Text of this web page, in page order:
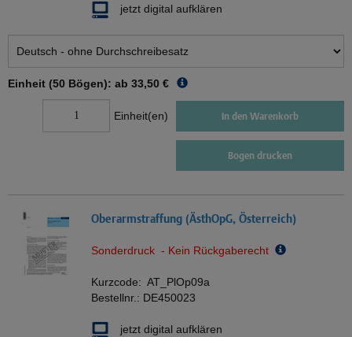
jetzt digital aufklären
Einheit (50 Bögen): ab 33,50 €
Einheit(en) In den Warenkorb
Bogen drucken
Oberarmstraffung (ÄsthOpG, Österreich)
Sonderdruck - Kein Rückgaberecht
Kurzcode: AT_PlOp09a
Bestellnr.: DE450023
jetzt digital aufklären